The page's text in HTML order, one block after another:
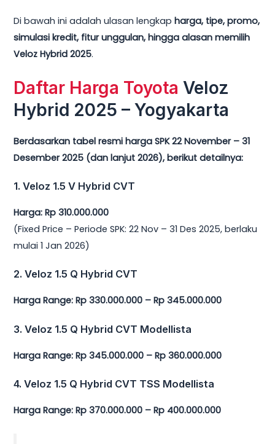
Di bawah ini adalah ulasan lengkapharga, tipe, promo,
simulasi kredit, fitur unggulan, hingga alasan memilih
Veloz Hybrid 2025.
Daftar Harga Toyota Veloz
Hybrid 2025 – Yogyakarta
Berdasarkan tabel resmi harga SPK 22 November – 31
Desember 2025 (dan lanjut 2026), berikut detailnya:
1. Veloz 1.5 V Hybrid CVT
Harga: Rp 310.000.000
(Fixed Price – Periode SPK: 22 Nov – 31 Des 2025, berlaku
mulai 1 Jan 2026)
2. Veloz 1.5 Q Hybrid CVT
Harga Range: Rp 330.000.000 – Rp 345.000.000
3. Veloz 1.5 Q Hybrid CVT Modellista
Harga Range: Rp 345.000.000 – Rp 360.000.000
4. Veloz 1.5 Q Hybrid CVT TSS Modellista
Harga Range: Rp 370.000.000 – Rp 400.000.000